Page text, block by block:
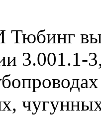
3.001.1-